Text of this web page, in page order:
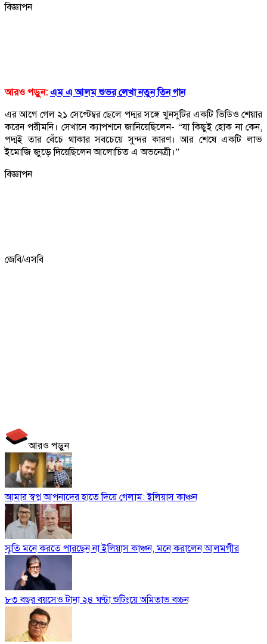
বিজ্ঞাপন
আরও পড়ুন: এম এ আলম শুভর লেখা নতুন তিন গান
এর আগে গেল ২১ সেপ্টেম্বর ছেলে পদ্মর সঙ্গে খুনসুটির একটি ভিডিও শেয়ার
করেন পরীমনি। সেখানে ক্যাপশনে জানিয়েছিলেন- “যা কিছুই হোক না কেন,
পদ্মই তার বেঁচে থাকার সবচেয়ে সুন্দর কারণ। আর শেষে একটি লাভ
ইমোজি জুড়ে দিয়েছিলেন আলোচিত এ অভনেত্রী।”
বিজ্ঞাপন
জেবি/এসবি
আরও পড়ুন
আমার স্বপ্ন আপনাদের হাতে দিয়ে গেলাম: ইলিয়াস কাঞ্চন
স্মৃতি মনে করতে পারছেন না ইলিয়াস কাঞ্চন, মনে করালেন আলমগীর
৮৩ বছর বয়সেও টানা ২৪ ঘণ্টা শুটিংয়ে অমিতাভ বচ্চন